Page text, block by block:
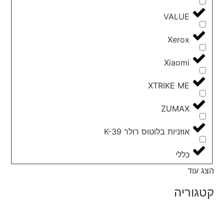
VALUE
Xerox
Xiaomi
XTRIKE ME
ZUMAX
אוזניות בלוטוס רולר K-39
כללי
הצג עוד
קטגוריה